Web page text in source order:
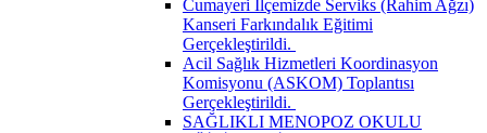
Cumayeri İlçemizde Serviks (Rahim Ağzı)
Kanseri Farkındalık Eğitimi
Gerçekleştirildi. ​
Acil Sağlık Hizmetleri Koordinasyon
Komisyonu (ASKOM) Toplantısı
Gerçekleştirildi. ​
SAĞLIKLI MENOPOZ OKULU